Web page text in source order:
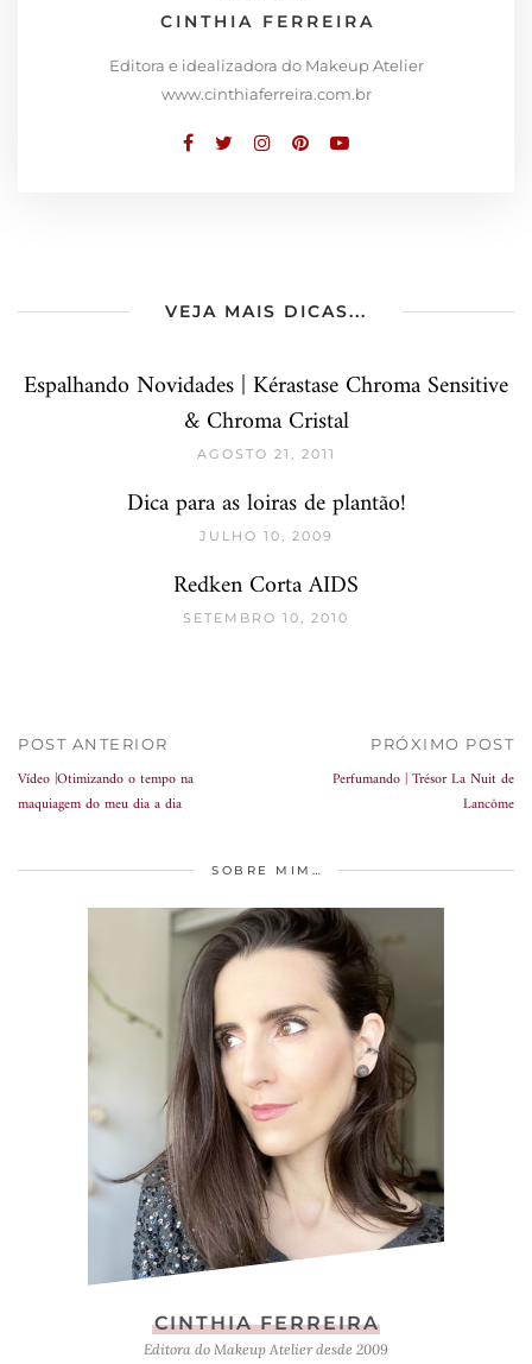
CINTHIA FERREIRA
Editora e idealizadora do Makeup Atelier
www.cinthiaferreira.com.br
VEJA MAIS DICAS...
Espalhando Novidades | Kérastase Chroma Sensitive
& Chroma Cristal
AGOSTO 21, 2011
Dica para as loiras de plantão!
JULHO 10, 2009
Redken Corta AIDS
SETEMBRO 10, 2010
POST ANTERIOR
Vídeo |Otimizando o tempo na
maquiagem do meu dia a dia
PRÓXIMO POST
Perfumando | Trésor La Nuit de
Lancôme
SOBRE MIM…
CINTHIA FERREIRA
Editora do Makeup Atelier desde 2009